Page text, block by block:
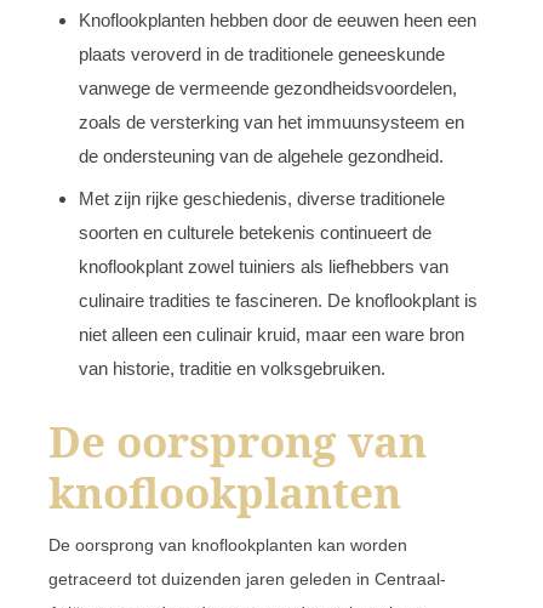
Knoflookplanten hebben door de eeuwen heen een
plaats veroverd in de traditionele geneeskunde
vanwege de vermeende gezondheidsvoordelen,
zoals de versterking van het immuunsysteem en
de ondersteuning van de algehele gezondheid.
Met zijn rijke geschiedenis, diverse traditionele
soorten en culturele betekenis continueert de
knoflookplant zowel tuiniers als liefhebbers van
culinaire tradities te fascineren. De knoflookplant is
niet alleen een culinair kruid, maar een ware bron
van historie, traditie en volksgebruiken.
De oorsprong van
knoflookplanten
De oorsprong van knoflookplanten kan worden
getraceerd tot duizenden jaren geleden in Centraal-